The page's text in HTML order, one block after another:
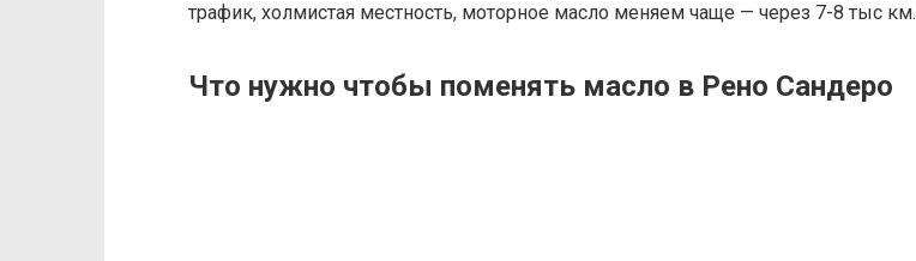
трафик, холмистая местность, моторное масло меняем чаще — через 7-8 тыс км.
Что нужно чтобы поменять масло в Рено Сандеро